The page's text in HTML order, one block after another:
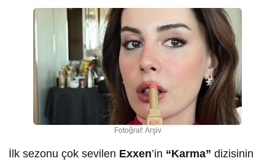
Fotoğraf: Arşiv
İlk sezonu çok sevilen Exxen’in “Karma” dizisinin